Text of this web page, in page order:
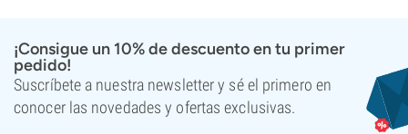
¡Consigue un 10% de descuento en tu primer
pedido!
Suscríbete a nuestra newsletter y sé el primero en
conocer las novedades y ofertas exclusivas.